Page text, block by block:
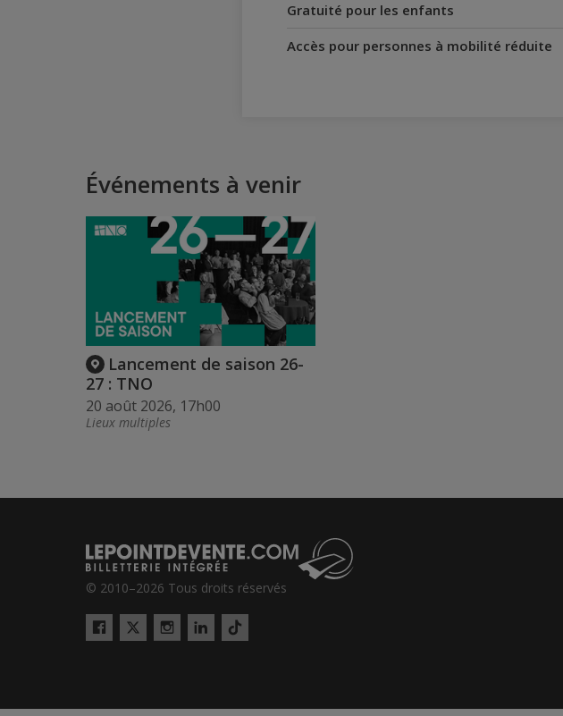
Gratuité pour les enfants
Accès pour personnes à mobilité réduite
Événements à venir
Lancement de saison 26-
27 : TNO
20 août 2026, 17h00
Lieux multiples
© 2010–2026 Tous droits réservés
Facebook
Twitter
InstagramLinkedIn
Tiktok